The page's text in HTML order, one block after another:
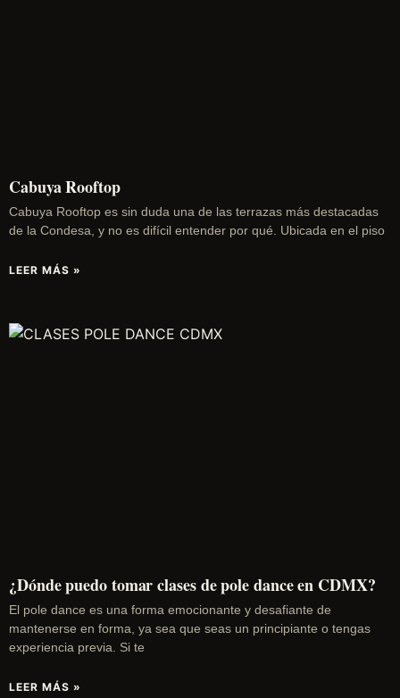
Cabuya Rooftop
Cabuya Rooftop es sin duda una de las terrazas más destacadas
de la Condesa, y no es difícil entender por qué. Ubicada en el piso
LEER MÁS »
¿Dónde puedo tomar clases de pole dance en CDMX?
El pole dance es una forma emocionante y desafiante de
mantenerse en forma, ya sea que seas un principiante o tengas
experiencia previa. Si te
LEER MÁS »